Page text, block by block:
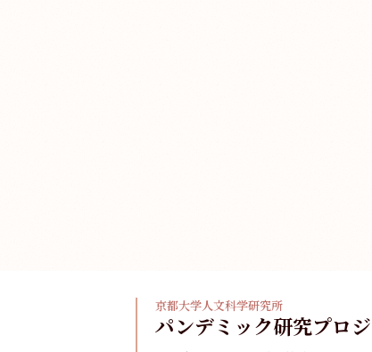
京都大学人文科学研究所
パンデミック研究プロ